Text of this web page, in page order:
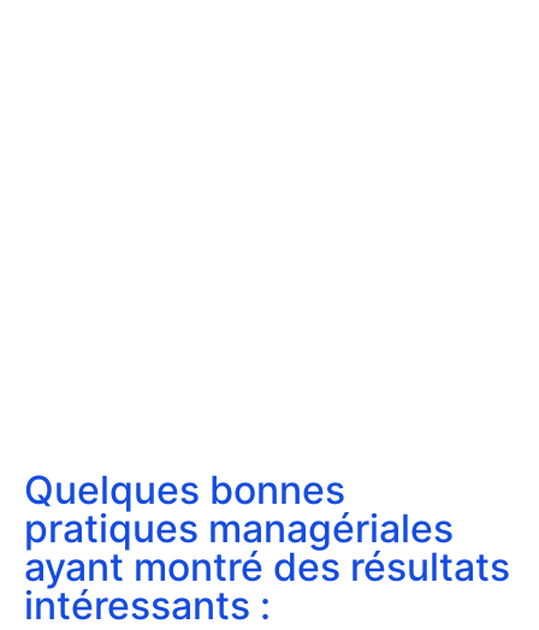
Quelques bonnes
pratiques managériales
ayant montré des résultats
intéressants :